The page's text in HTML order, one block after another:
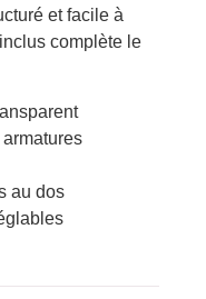
et facile à
complète le
au dos